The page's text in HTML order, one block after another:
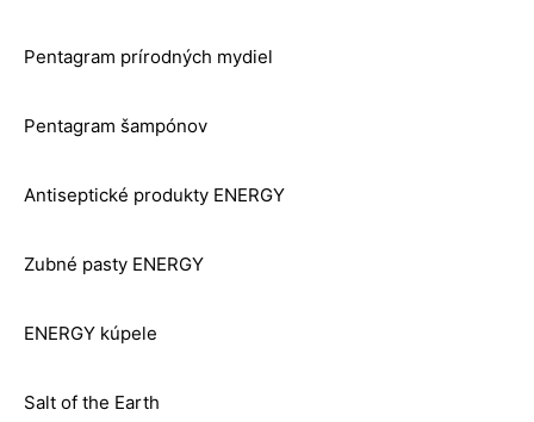
Pentagram prírodných mydiel
Pentagram šampónov
Antiseptické produkty ENERGY
Zubné pasty ENERGY
ENERGY kúpele
Salt of the Earth